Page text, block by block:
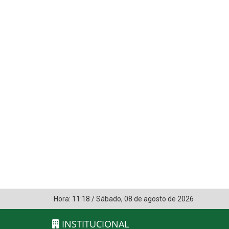
Hora: 11:18 /Sábado, 08 de agosto de 2026
INSTITUCIONAL